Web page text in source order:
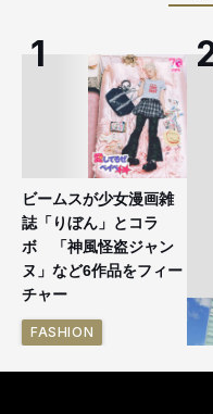
ビームスが少女漫画雑
誌「りぼん」とコラ
ボ 「神風怪盗ジャン
ヌ」など6作品をフィー
チャー
FASHION